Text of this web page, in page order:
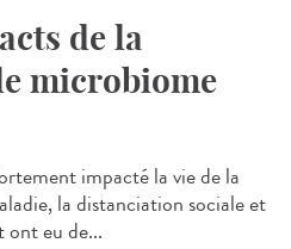
de la
microbiome
impacté la vie de la
la distanciation sociale et
ont eu de...